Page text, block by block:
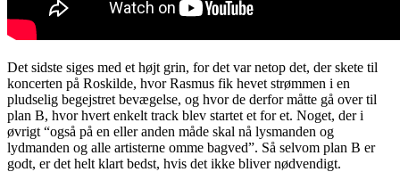
Det sidste siges med et højt grin, for det var netop det, der skete til
koncerten på Roskilde, hvor Rasmus fik hevet strømmen i en
pludselig begejstret bevægelse, og hvor de derfor måtte gå over til
plan B, hvor hvert enkelt track blev startet et for et. Noget, der i
øvrigt “også på en eller anden måde skal nå lysmanden og
lydmanden og alle artisterne omme bagved”. Så selvom plan B er
godt, er det helt klart bedst, hvis det ikke bliver nødvendigt.